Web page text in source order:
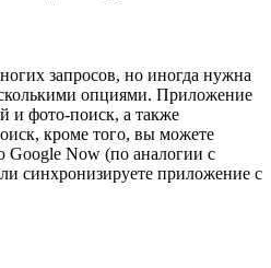
запросов, но иногда нужна
опциями. Приложение
и фото-поиск, а также
кроме того, вы можете
Now (по аналогии с
синхронизируете приложение с